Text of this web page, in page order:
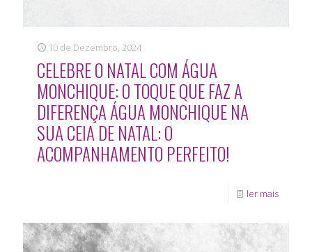
10 de Dezembro, 2024
CELEBRE O NATAL COM ÁGUA
MONCHIQUE: O TOQUE QUE FAZ A
DIFERENÇA ÁGUA MONCHIQUE NA
SUA CEIA DE NATAL: O
ACOMPANHAMENTO PERFEITO!
ler mais